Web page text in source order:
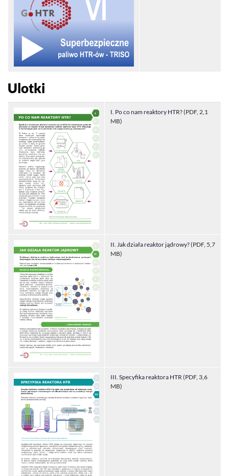
Ulotki
I. Po co nam reaktory HTR?(PDF, 2,1
MB)
II. Jak działa reaktor jądrowy?(PDF, 5,7
MB)
III. Specyfika reaktora HTR(PDF, 3,6
MB)